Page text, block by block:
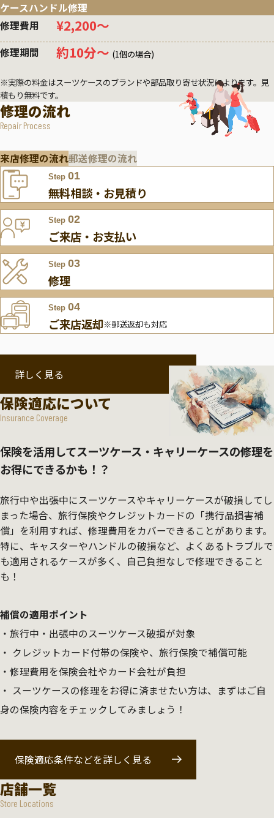
ケースハンドル修理
修理費用
¥2,200〜
修理期間 約10分〜 (1個の場合)
※実際の料金はスーツケースのブランドや部品取り寄せ状況によります。見
積もり無料です。
修理の流れ
Repair Process
来店修理の流れ郵送修理の流れ
Step 01
無料相談・お見積り
Step 02
ご来店・お支払い
Step 03
修理
Step 04
ご来店返却※郵送返却も対応
詳しく見る
保険適応について
Insurance Coverage
保険を活用してスーツケース・キャリーケースの修理を
お得にできるかも！？
旅行中や出張中にスーツケースやキャリーケースが破損してし
まった場合、旅行保険やクレジットカードの「携行品損害補
償」を利用すれば、修理費用をカバーできることがあります。
特に、キャスターやハンドルの破損など、よくあるトラブルで
も適用されるケースが多く、自己負担なしで修理できること
も！
補償の適用ポイント
旅行中・出張中のスーツケース破損が対象
クレジットカード付帯の保険や、旅行保険で補償可能
修理費用を保険会社やカード会社が負担
スーツケースの修理をお得に済ませたい方は、まずはご自
身の保険内容をチェックしてみましょう！
保険適応条件などを詳しく見る
店舗一覧
Store Locations